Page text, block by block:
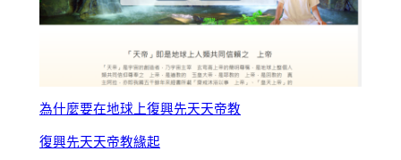
為什麼要在地球上復興先天天帝教
復興先天天帝教緣起